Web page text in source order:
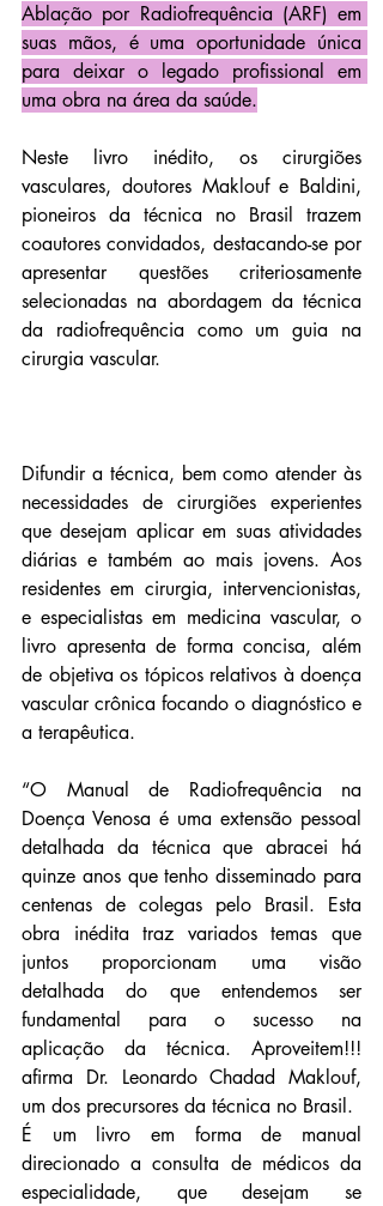
Ablação por Radiofrequência (ARF) em
suas mãos, é uma oportunidade única
para deixar o legado profissional em
uma obra na área da saúde.
Neste livro inédito, os cirurgiões
vasculares, doutores Maklouf e Baldini,
pioneiros da técnica no Brasil trazem
coautores convidados, destacando-se por
apresentar questões criteriosamente
selecionadas na abordagem da técnica
da radiofrequência como um guia na
cirurgia vascular.
Difundir a técnica, bem como atender às
necessidades de cirurgiões experientes
que desejam aplicar em suas atividades
diárias e também ao mais jovens. Aos
residentes em cirurgia, intervencionistas,
e especialistas em medicina vascular, o
livro apresenta de forma concisa, além
de objetiva os tópicos relativos à doença
vascular crônica focando o diagnóstico e
a terapêutica.
“O Manual de Radiofrequência na
Doença Venosa é uma extensão pessoal
detalhada da técnica que abracei há
quinze anos que tenho disseminado para
centenas de colegas pelo Brasil. Esta
obra inédita traz variados temas que
juntos proporcionam uma visão
detalhada do que entendemos ser
fundamental para o sucesso na
aplicação da técnica. Aproveitem!!!
afirma Dr. Leonardo Chadad Maklouf,
um dos precursores da técnica no Brasil.
É um livro em forma de manual
direcionado a consulta de médicos da
especialidade, que desejam se